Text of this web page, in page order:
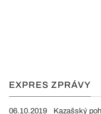
EXPRES ZPRÁVY
06.10.2019 Kazašský